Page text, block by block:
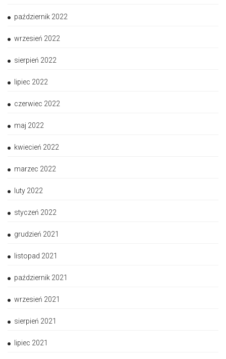
październik 2022
wrzesień 2022
sierpień 2022
lipiec 2022
czerwiec 2022
maj 2022
kwiecień 2022
marzec 2022
luty 2022
styczeń 2022
grudzień 2021
listopad 2021
październik 2021
wrzesień 2021
sierpień 2021
lipiec 2021